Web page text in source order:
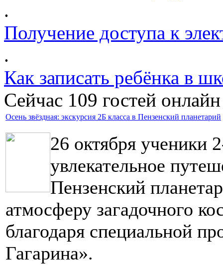
.
Получение доступа к
.
Как записать ребёнка в
Сейчас 109 гостей онлайн
Осень звёздная: экскурсия 2Б класса в Пензенский планетарий
26 октября ученики
увлекательное
Пензенский
атмосферу загадочного
благодаря специальной
Гагарина».